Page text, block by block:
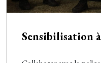
Sensibilisation